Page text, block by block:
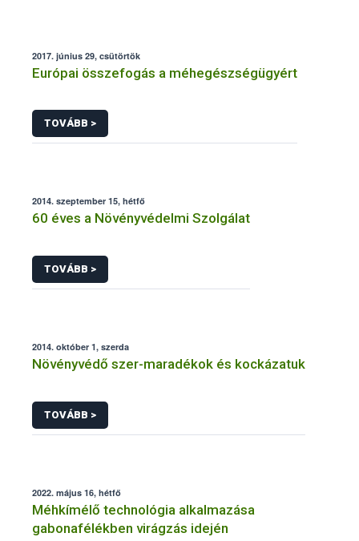
2017. június 29, csütörtök
Európai összefogás a méhegészségügyért
TOVÁBB >
2014. szeptember 15, hétfő
60 éves a Növényvédelmi Szolgálat
TOVÁBB >
2014. október 1, szerda
Növényvédő szer-maradékok és kockázatuk
TOVÁBB >
2022. május 16, hétfő
Méhkímélő technológia alkalmazása
gabonafélékben virágzás idején